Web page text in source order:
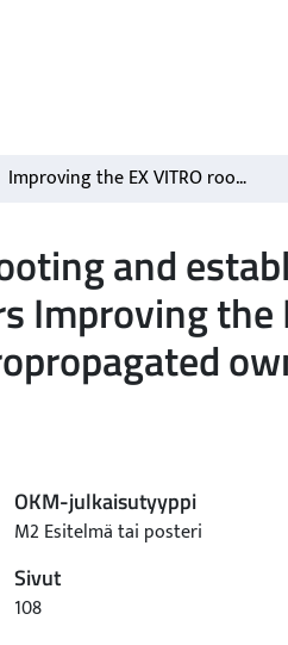
Improving the EX VITRO rooting and establishment of the micropropagated own-rooted apple cultivars Improving the EX VITRO rooting and establishment of the micropropagated own-rooted apple cultivars
and
the
OKM-julkaisutyyppi
M2 Esitelmä tai posteri
Sivut
108